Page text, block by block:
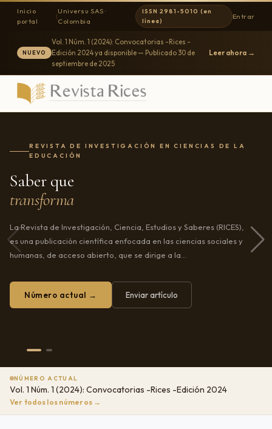
Inicio
portal
|
Universu SAS ·
Colombia
ISSN 2981-5010 (en
línea)
Entrar
NUEVO
Vol. 1 Núm. 1 (2024): Convocatorias -Rices -
Edición 2024ya disponible— Publicado30 de
septiembre de 2025
Leer ahora →
REVISTA DE INVESTIGACIÓN EN CIENCIAS DE LA
EDUCACIÓN
Saber que
transforma
La Revista de Investigación, Ciencia, Estudios y Saberes (RICES),
es una publicación científica enfocada en las ciencias sociales y
humanas, de acceso abierto, que se dirige a la…
Número actual → Enviar artículo
CONVOCATORIA ABIERTA
Publica tu
investigación
en línea, sin costo para autores.
NÚMERO ACTUAL
Vol. 1 Núm. 1 (2024): Convocatorias -Rices -Edición 2024
Ver todos los números →